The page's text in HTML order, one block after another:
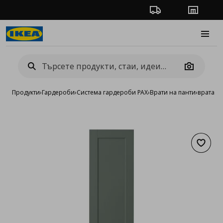
Проследяване на
Camera
Продукти›Гардероби›Система гардероби PAX›Врати на панти›врата